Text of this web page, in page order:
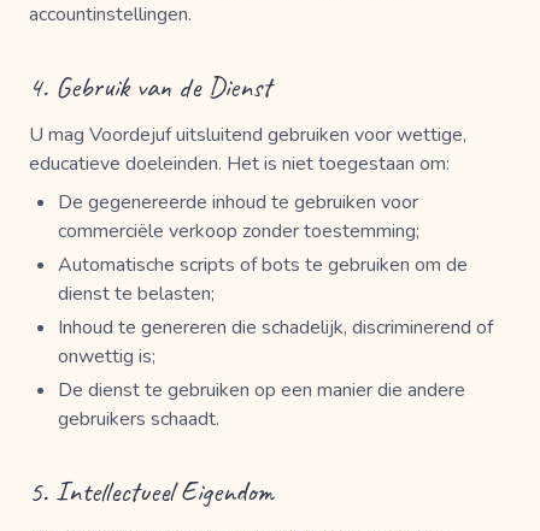
accountinstellingen.
4. Gebruik van de Dienst
U mag Voordejuf uitsluitend gebruiken voor wettige,
educatieve doeleinden. Het is niet toegestaan om:
De gegenereerde inhoud te gebruiken voor
commerciële verkoop zonder toestemming;
Automatische scripts of bots te gebruiken om de
dienst te belasten;
Inhoud te genereren die schadelijk, discriminerend of
onwettig is;
De dienst te gebruiken op een manier die andere
gebruikers schaadt.
5. Intellectueel Eigendom